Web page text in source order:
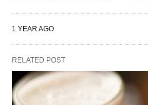
1 YEAR AGO
RELATED POST